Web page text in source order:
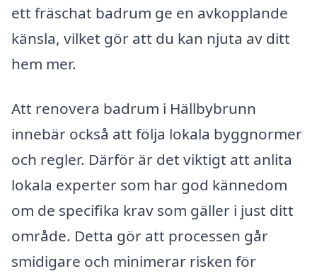
ett fräschat badrum ge en avkopplande
känsla, vilket gör att du kan njuta av ditt
hem mer.
Att renovera badrum i Hällbybrunn
innebär också att följa lokala byggnormer
och regler. Därför är det viktigt att anlita
lokala experter som har god kännedom
om de specifika krav som gäller i just ditt
område. Detta gör att processen går
smidigare och minimerar risken för